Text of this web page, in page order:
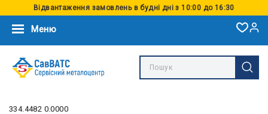
Відвантаження замовлень в будні дні з 10:00 до 16:30
Меню
334.4482 0.0000